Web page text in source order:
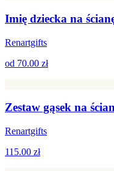
Imię dziecka na
Renartgifts
od 70.00 zł
Zestaw gąsek na
Renartgifts
115.00 zł